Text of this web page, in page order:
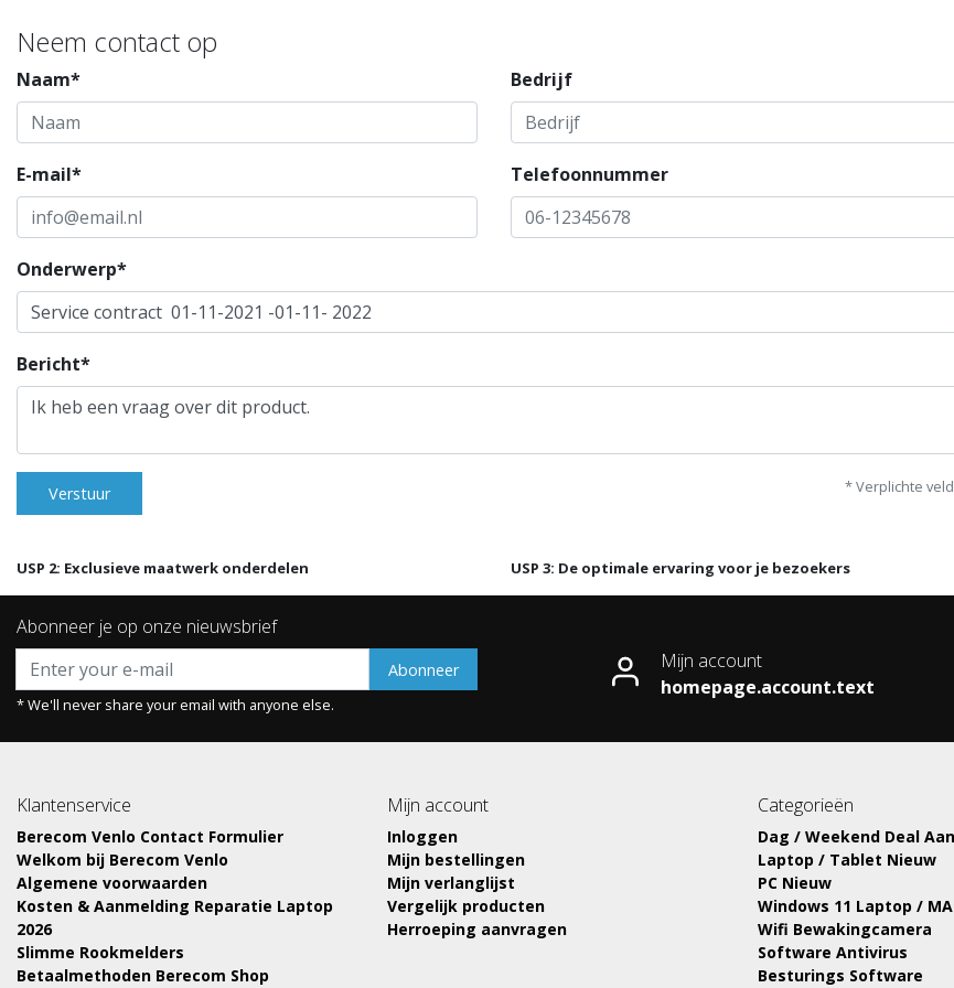
Neem contact op
Naam* Bedrijf
E-mail* Telefoonnummer
Onderwerp*
Bericht*
Verstuur * Verplichte
USP 2: Exclusieve maatwerk onderdelen USP 3: De optimale ervaring voor je bezoekers
Abonneer je op onze nieuwsbrief
Abonneer
* We'll never share your email with anyone else.
Mijn account
homepage.account.text
Klantenservice
Berecom Venlo Contact Formulier
Welkom bij Berecom Venlo
Algemene voorwaarden
Kosten & Aanmelding Reparatie Laptop
2026
Slimme Rookmelders
Betaalmethoden Berecom Shop
Mijn account
Inloggen
Mijn bestellingen
Mijn verlanglijst
Vergelijk producten
Herroeping aanvragen
Categorieën
Dag / Weekend Deal
Laptop / Tablet Nieuw
PC Nieuw
Windows 11 Laptop /
Wifi Bewakingcamera
Software Antivirus
Besturings Software